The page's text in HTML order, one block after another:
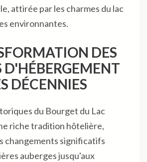
attirée par les charmes du lac
environnantes.
DES
D'HÉBERGEMENT
DÉCENNIES
du Bourget du Lac
riche tradition hôtelière,
changements significatifs
auberges jusqu'aux